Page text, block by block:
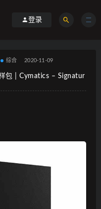
登录
综合 2020-11-09
包 | Cymatics – Signatur